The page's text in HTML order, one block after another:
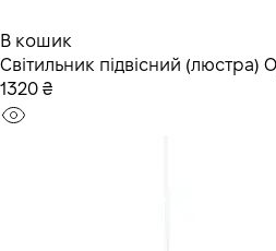
В кошик
Світильник підвісний (люстра)
1320 ₴